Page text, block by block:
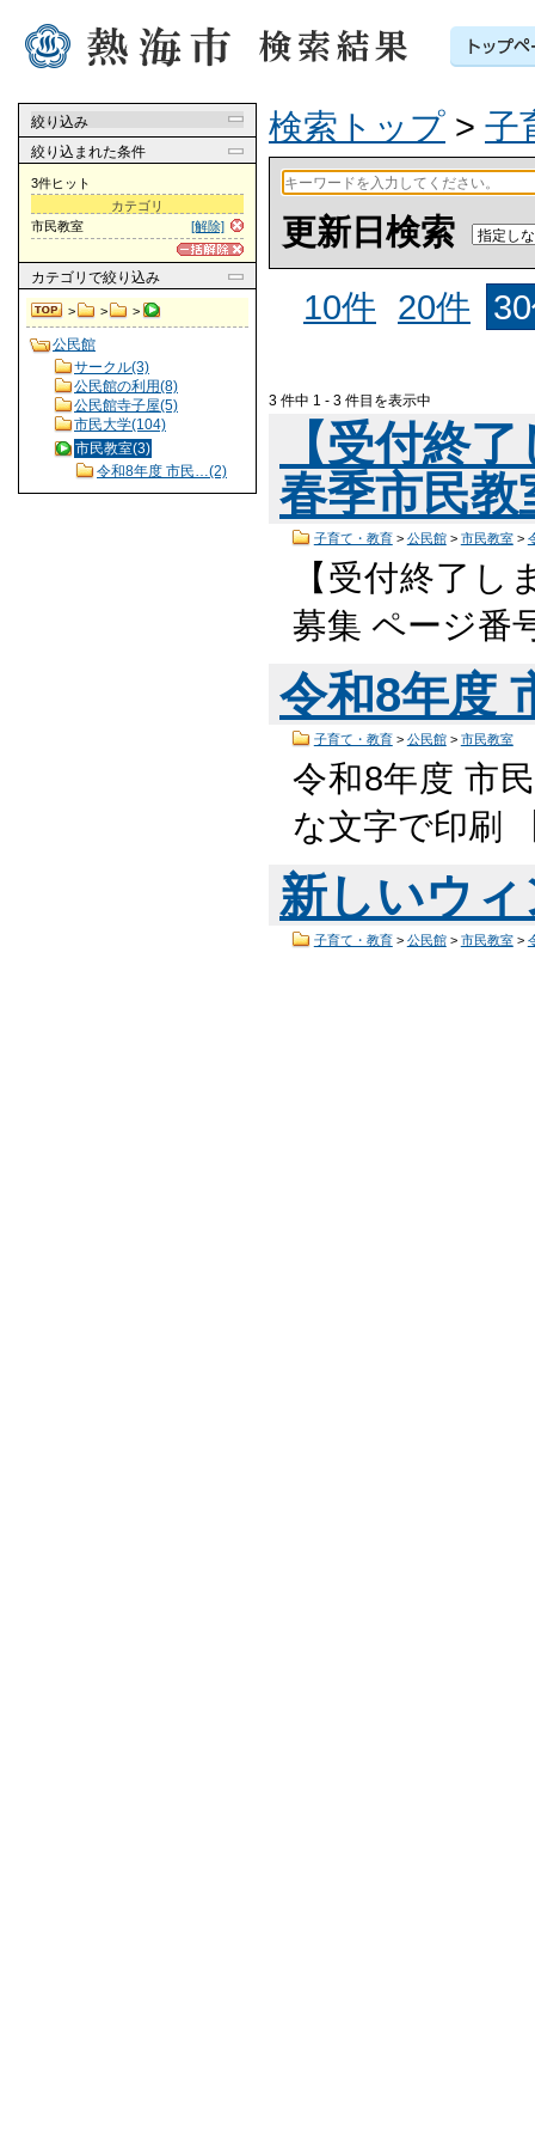
絞り込み
絞り込まれた条件
3件ヒット
カテゴリ
[解除]
市民教室
カテゴリ で絞り込み
> > >
公民館
サークル(3)
公民館の利用(8)
公民館寺子屋(5)
市民大学(104)
市民教室(3)
令和8年度 市民…(2)
検索トップ > 子
更新日検索
10件
20件
3 件中 1 - 3 件目を表示中
【受付終
春季市民
子育て・教育> 公民館> 市民教室>
【受付終了
募集 ページ
令和8年度
子育て・教育> 公民館> 市民教室
令和8年度 市
な文字で印刷
新しいウ
子育て・教育> 公民館> 市民教室>